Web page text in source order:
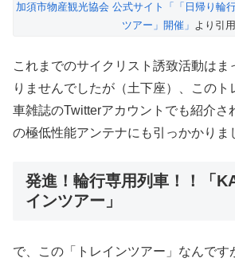
加須市物産観光協会 公式サイト「「日帰り輪
ツアー」開催」 より引用
これまでのサイクリスト誘致活動はま
りませんでしたが（土下座）、この
車雑誌のTwitterアカウントでも紹介さ
の極低性能アンテナにも引っかかりま
発進！輪行専用列車！！「
インツアー」
で、この「トレインツアー」なんです